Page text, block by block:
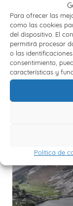
Para ofrecer las
como las cookies
del dispositivo. El
permitirá procesar
o las
consentimiento,
características y
Política de
TARRAGONA Y